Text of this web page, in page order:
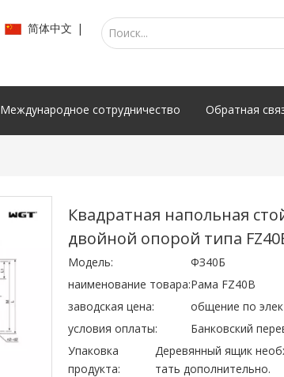
简体中文 |
Международное сотрудничество Обратная
Квадратная напольная
двойной опорой типа
Модель:
ФЗ40Б
наименование товара:Рама FZ40B
заводская цена:
общение по
условия оплаты:
Банковский
Упаковка
продукта:
Деревянный ящик
тать дополнительно.